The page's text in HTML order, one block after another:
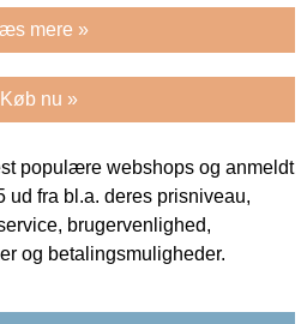
mere »
Køb nu »
populære webshops og anmeldt
ud fra bl.a. deres prisniveau,
brugervenlighed,
og betalingsmuligheder.